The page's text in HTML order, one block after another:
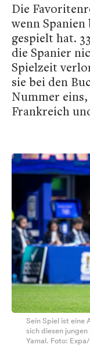
Die
wenn
gespielt hat.
die Spanier
Spielzeit
sie bei den
Nummer
Frankreich
Sein Spiel ist eine
sich diesen
Yamal. Foto: